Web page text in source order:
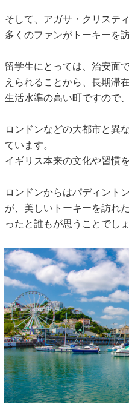
そして、アガサ・クリステ
多くのファンがトーキーを訪
留学生にとっては、治安面
えられることから、長期滞
生活水準の高い町ですので
ロンドンなどの大都市と異
ています。
イギリス本来の文化や習慣
ロンドンからはパディント
が、美しいトーキーを訪れ
ったと誰もが思うことでしょ